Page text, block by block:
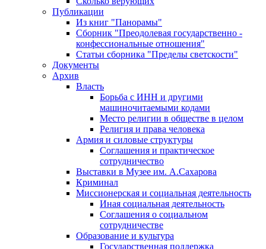
Публикации
Из книг "Панорамы"
Сборник "Преодолевая государственно -
конфессиональные отношения"
Статьи сборника "Пределы светскости"
Документы
Архив
Власть
Борьба с ИНН и другими
машиночитаемыми кодами
Место религии в обществе в целом
Религия и права человека
Армия и силовые структуры
Соглашения и практическое
сотрудничество
Выставки в Музее им. А.Сахарова
Криминал
Миссионерская и социальная деятельность
Иная социальная деятельность
Соглашения о социальном
сотрудничестве
Образование и культура
Государственная поддержка